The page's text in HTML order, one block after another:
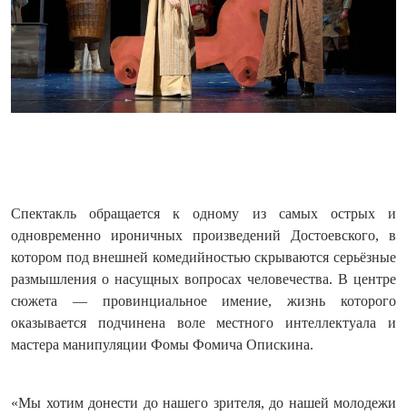
Спектакль обращается к одному из самых острых и
одновременно ироничных произведений Достоевского, в
котором под внешней комедийностью скрываются серьёзные
размышления о насущных вопросах человечества. В центре
сюжета — провинциальное имение, жизнь которого
оказывается подчинена воле местного интеллектуала и
мастера манипуляции Фомы Фомича Опискина.
«Мы хотим донести до нашего зрителя, до нашей молодежи